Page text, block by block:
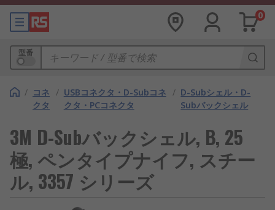
0
型番
/ コネ
クタ
/ USBコネクタ・D-Subコネ
クタ・PCコネクタ
/ D-Subシェル・D-
Subバックシェル
3M D-Subバックシェル, B, 25
極, ペンタイプナイフ, スチー
ル, 3357 シリーズ